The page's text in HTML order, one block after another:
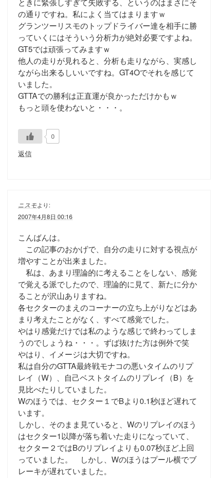
の通りですね。私によく当てはまりますｗ
グランツーリスモのトップドライバー達を相手に勝
っていくにはそういう分析力が絶対必要ですよね。
GT5では頑張ってみますｗ
他人の走りが見れると、分析も走りながら、実感し
ながら出来るしいいですね。GT4Oでそれを感じて
いました。
GTTAでの勝利は正直運が良かっただけかもｗ
もっと頭を使わないと・・・。
0
返信
ニスモより:
2007年4月8日 00:16
こんばんは。
この記事のおかげで、自分の走りに対する視点が
増やすことが出来ました。
私は、あまり理論的に考えることをしない、感覚
で覚える派でしたので、理論的に見て、新たに分か
ることが沢山ありますね。
各セクターのまえのコーナーの立ち上がりなどはあ
まり考えたことがなく、すべて感覚でした。
やはり感覚だけでは私のような感じで終わってしま
うのでしょうね・・・。ずば抜けた方は例外で笑
やはり、イメージは大切ですね。
私は自分のGTTA最終戦モナコの悪いタイムのリプ
レイ（W）、自己ベストタイムのリプレイ（B）を
見比べたりしていました。
Wのほうでは、セクター１でBより0.1秒ほど遅れて
います。
しかし、そのまま見ていると、Wのリプレイのほう
はセクター1以降が落ち着いた走りになっていて、
セクター２ではBのリプレイよりも0.07秒ほど上回
っていました。 しかし、Wのほうはプール横でブ
レーキが遅れていました。